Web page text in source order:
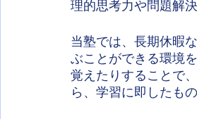
理的思考力や問題解
当塾では、長期休暇
ぶことができる環境
覚えたりすることで
ら、学習に即したも